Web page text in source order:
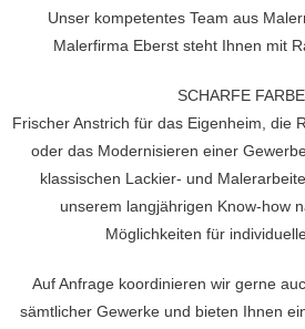
Unser kompetentes Team aus
Malerfirma Eberst steht Ihnen mit
SCHARFE
Frischer Anstrich für das Eigenheim, die
oder das Modernisieren einer
klassischen Lackier- und
unserem langjährigen Know-how
Möglichkeiten für
Auf Anfrage koordinieren wir gerne
sämtlicher Gewerke und bieten Ihnen